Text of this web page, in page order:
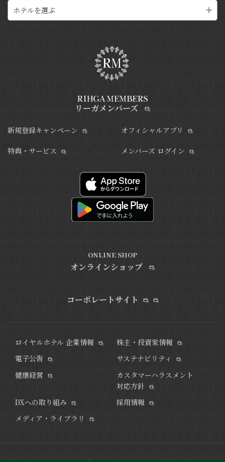
ホテルを選ぶ
リーガメンバーズ
新規登録キャンペーン
特典・サービス
オフィシャルアプリ
メンバーズ ログイン
ONLINE SHOP
オンラインショップ
コーポレートサイト
ロイヤルホテル 企業情報
株主・投資家情報
電子公告
サステナビリティ
健康経営
カスタマーハラスメント
対応方針
DXへの取り組み
採用情報
メディア・ライブラリ